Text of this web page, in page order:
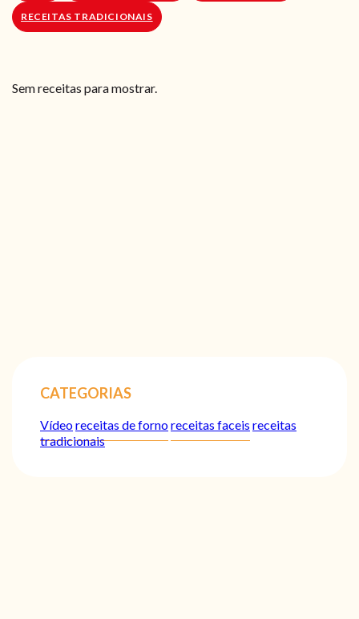
LOJA ONLINE
RECEITAS TRADICIONAIS
Sem receitas para mostrar.
CATEGORIAS
Vídeoreceitas de fornoreceitas faceis receitas
tradicionais